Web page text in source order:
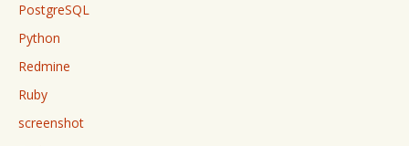
PostgreSQL
Python
Redmine
Ruby
screenshot